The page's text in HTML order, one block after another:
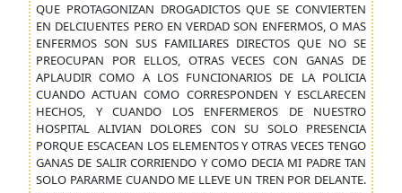
QUE PROTAGONIZAN DROGADICTOS QUE SE CONVIERTEN
EN DELCIUENTES PERO EN VERDAD SON ENFERMOS, O MAS
ENFERMOS SON SUS FAMILIARES DIRECTOS QUE NO SE
PREOCUPAN POR ELLOS, OTRAS VECES CON GANAS DE
APLAUDIR COMO A LOS FUNCIONARIOS DE LA POLICIA
CUANDO ACTUAN COMO CORRESPONDEN Y ESCLARECEN
HECHOS, Y CUANDO LOS ENFERMEROS DE NUESTRO
HOSPITAL ALIVIAN DOLORES CON SU SOLO PRESENCIA
PORQUE ESCACEAN LOS ELEMENTOS Y OTRAS VECES TENGO
GANAS DE SALIR CORRIENDO Y COMO DECIA MI PADRE TAN
SOLO PARARME CUANDO ME LLEVE UN TREN POR DELANTE.